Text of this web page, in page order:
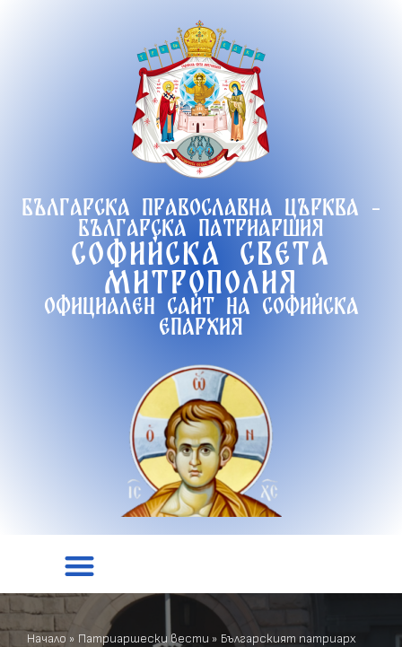
Българска православна църква -
Българска патриаршия
Софийска света
митрополия
Официален сайт на софийска
епархия
Начало » Патриаршески вести » Българският патриарх